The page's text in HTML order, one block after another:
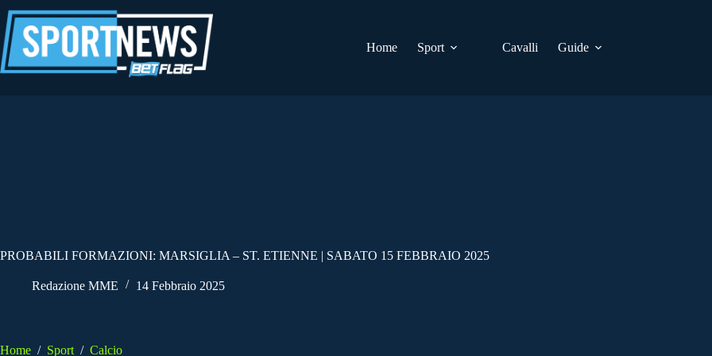
al
contenuto
Home
Sport Cavalli Guide
PROBABILI FORMAZIONI: MARSIGLIA – ST. ETIENNE | SABATO 15 FEBBRAIO 2025
Redazione MME 14 Febbraio 2025
Home / Sport / Calcio